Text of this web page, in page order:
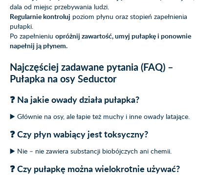
dala od miejsc przebywania ludzi.
Regularnie kontroluj poziom płynu oraz stopień zapełnienia
pułapki.
Po zapełnieniu opróżnij zawartość, umyj pułapkę i ponownie
napełnij ją płynem.
Najczęściej zadawane pytania (FAQ) –
Pułapka na osy Seductor
❓ Na jakie owady działa pułapka?
▶️ Głównie na osy, ale łapie też muchy i inne owady latające.
❓ Czy płyn wabiący jest toksyczny?
▶️ Nie – nie zawiera substancji biobójczych ani chemii.
❓ Czy pułapkę można wielokrotnie używać?